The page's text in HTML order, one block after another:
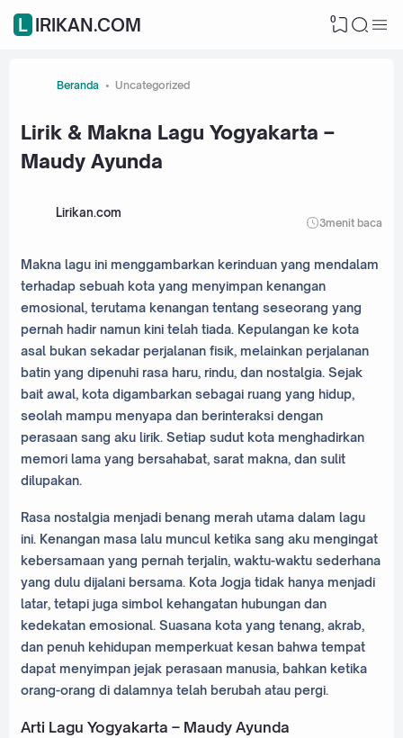
LIRIKAN.COM 0
Beranda Uncategorized
Lirik & Makna Lagu Yogyakarta –
Maudy Ayunda
Lirikan.com
3menit baca
Makna lagu ini menggambarkan kerinduan yang mendalam
terhadap sebuah kota yang menyimpan kenangan
emosional, terutama kenangan tentang seseorang yang
pernah hadir namun kini telah tiada. Kepulangan ke kota
asal bukan sekadar perjalanan fisik, melainkan perjalanan
batin yang dipenuhi rasa haru, rindu, dan nostalgia. Sejak
bait awal, kota digambarkan sebagai ruang yang hidup,
seolah mampu menyapa dan berinteraksi dengan
perasaan sang aku lirik. Setiap sudut kota menghadirkan
memori lama yang bersahabat, sarat makna, dan sulit
dilupakan.
Rasa nostalgia menjadi benang merah utama dalam lagu
ini. Kenangan masa lalu muncul ketika sang aku mengingat
kebersamaan yang pernah terjalin, waktu-waktu sederhana
yang dulu dijalani bersama. Kota Jogja tidak hanya menjadi
latar, tetapi juga simbol kehangatan hubungan dan
kedekatan emosional. Suasana kota yang tenang, akrab,
dan penuh kehidupan memperkuat kesan bahwa tempat
dapat menyimpan jejak perasaan manusia, bahkan ketika
orang-orang di dalamnya telah berubah atau pergi.
Arti Lagu Yogyakarta – Maudy Ayunda